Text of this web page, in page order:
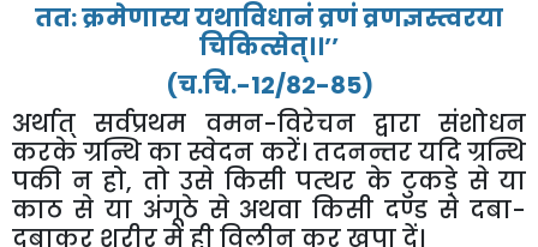
तत:क्रमेणास्ययथाविधानंव्रणंव्रणज्ञस्त्वरया
चिकित्सेत्।।’’
(च.चि.-12/82-85)
अर्थात् सर्वप्रथम वमन-विरेचन द्वारा संशोधन
करकेग्रन्थिकास्वेदन करें। तदनन्तरयदिग्रन्थि
पकी न हो, तो उसे किसी पत्थर के टुकड़े से या
काठ से या अंगूठे से अथवा किसी दण्ड से दबा-
दबाकर शरीरमेंहीविलीनकरखपादें।